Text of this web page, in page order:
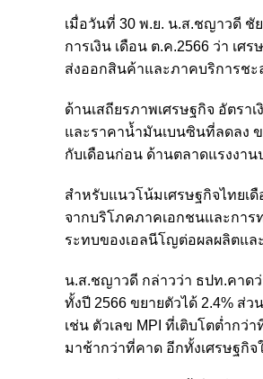
เมื่อวันที่ 30 พ.ย. น.ส.ชญาวดี ชั
การเงิน เดือน ต.ค.2566 ว่า เ
ส่งออกสินค้าและภาคบริการช
ด้านเสถียรภาพเศรษฐกิจ อัตร
และราคาน้ำมันเบนซินที่ลดลง
กับเดือนก่อน ด้านตลาดแรงงา
สำหรับแนวโน้มเศรษฐกิจไทยเ
จากบริโภคภาคเอกชนและการ
ระทบของเอลนีโญต่อผลผลิตแ
น.ส.ชญาวดี กล่าวว่า ธปท.คาดว่
ทั้งปี 2566 ขยายตัวได้ 2.4% ส่
เช่น ตัวเลข MPI ที่เติบโตต่ำก
มาช้ากว่าที่คาด อีกทั้งเศรษฐกิ